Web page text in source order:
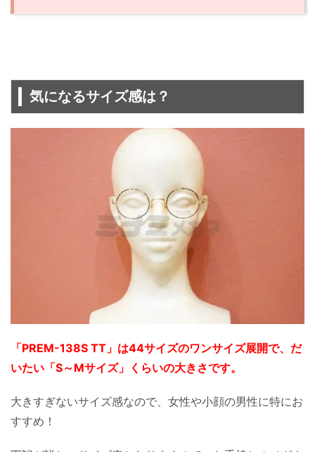
気になるサイズ感は？
「PREM-138S TT」は44サイズのワンサイズ展開で、だ
いたい「S～Mサイズ」くらいの大きさです。
大きすぎないサイズ感なので、女性や小顔の男性に特にお
すすめ！